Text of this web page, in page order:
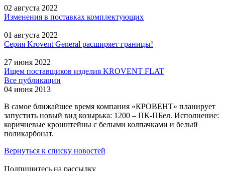
02 августа 2022
Изменения в поставках комплектующих
01 августа 2022
Серия Krovent General расширяет границы!
27 июня 2022
Ищем поставщиков изделия KROVENT FLAT
Все публикации
04 июня 2013
В самое ближайшее время компания «КРОВЕНТ» планирует
запустить новый вид козырька: 1200 – ПК-ПБел. Исполнение:
коричневые кронштейны с белыми колпачками и белый
поликарбонат.
Вернуться к списку новостей
Подпишитесь на рассылку